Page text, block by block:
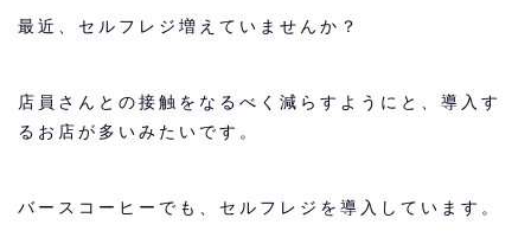
最近、セルフレジ増えていませんか？
店員さんとの接触をなるべく減らすようにと、導入す
るお店が多いみたいです。
バースコーヒーでも、セルフレジを導入しています。